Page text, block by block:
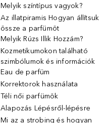
Melyik színtípus vagyok?
Az illatpiramis Hogyan állítsuk
össze a parfümöt
Melyik Rúzs Illik Hozzám?
Kozmetikumokon található
szimbólumok és információk
Eau de parfüm
Korrektorok használata
Téli női parfümök
Alapozás Lépésről-lépésre
Mi az a strobing és hogyan